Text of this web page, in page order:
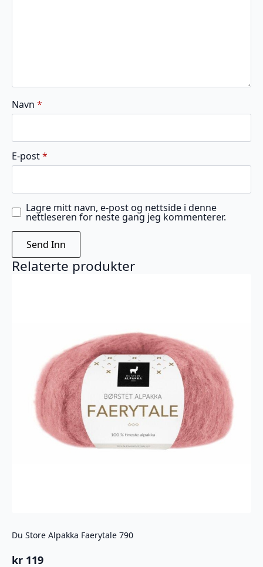
Navn *
E-post*
Lagre mitt navn, e-post og nettside i denne
nettleseren for neste gang jeg kommenterer.
Relaterte produkter
Du Store Alpakka Faerytale 790
kr 119